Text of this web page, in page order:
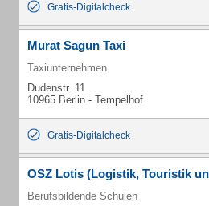
Gratis-Digitalcheck
Murat Sagun Taxi
Taxiunternehmen
Dudenstr. 11
10965 Berlin - Tempelhof
Gratis-Digitalcheck
OSZ Lotis (Logistik, Touristik
Berufsbildende Schulen